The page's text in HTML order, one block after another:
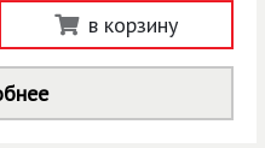
в корзину